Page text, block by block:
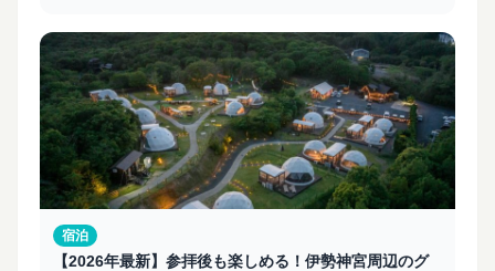
宿泊
【2026年最新】参拝後も楽しめる！伊勢神宮周辺のグ